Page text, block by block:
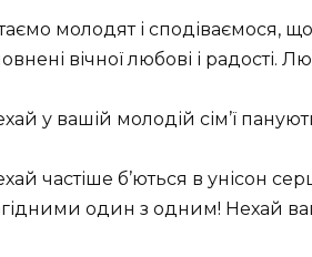
молодят і сподіваємося,
вічної любові і радості.
у вашій молодій сім’ї
частіше б’ються в унісон
один з одним! Нехай